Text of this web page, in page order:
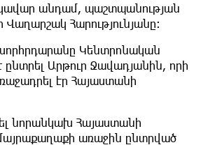
անդամ, պաշտպանության
Հարությունյանը:
Կենտրոնական
Արթուր Ջավադյանին, որի
էր Հայաստանի
նորանկախ Հայաստանի
առաջին ընտրված